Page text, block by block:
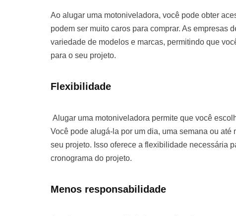
Ao alugar uma motoniveladora, você pode obter
podem ser muito caros para comprar. As empresas
variedade de modelos e marcas, permitindo que
para o seu projeto.
Flexibilidade
Alugar uma motoniveladora permite que você
Você pode alugá-la por um dia, uma semana ou
seu projeto. Isso oferece a flexibilidade necessária
cronograma do projeto.
Menos responsabilidade